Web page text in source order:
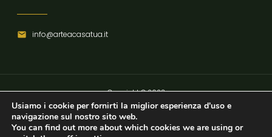
info@arteacasatua.it
Copyright © 2023
Privacy Policy
Usiamo i cookie per fornirti la miglior esperienza d'uso e
navigazione sul nostro sito web.
You can find out more about which cookies we are using or